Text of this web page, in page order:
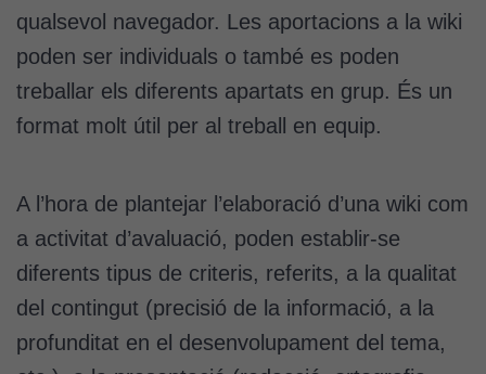
qualsevol navegador. Les aportacions a la wiki
poden ser individuals o també es poden
treballar els diferents apartats en grup. És un
format molt útil per al treball en equip.
A l’hora de plantejar l’elaboració d’una wiki com
a activitat d’avaluació, poden establir-se
diferents tipus de criteris, referits, a la qualitat
del contingut (precisió de la informació, a la
profunditat en el desenvolupament del tema,
(“adservers”).
Compartir els
vostres
interessos i
comportament
mentre
contingut i
ofertes
personalitzats.
Necessàries
per a
continguts
incrustats com